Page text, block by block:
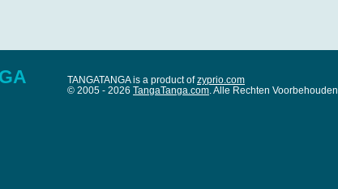
TANGATANGA is a product ofzyprio.com
© 2005 - 2026 TangaTanga.com . Alle Rechten Voorbehouden.